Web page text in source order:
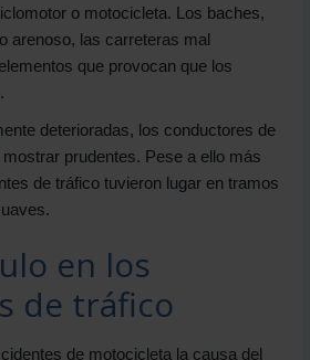
o motocicleta. Los baches,
arenoso, las carreteras mal
que provocan que los
deterioradas, los conductores de
prudentes. Pese a ello más
de tráfico tuvieron lugar en tramos
en los
de tráfico
de motocicleta la causa del